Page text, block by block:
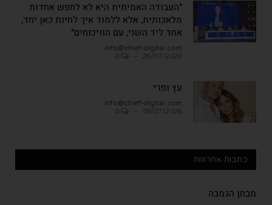
"העבודה האמיתית היא לא לחפש אחדות
מלאכותית, אלא ללמוד איך לחיות כאן יחד,
אחד ליד השני, עם הוויכוחים"
info@chief-digital.com
עץ ופרי
info@chief-digital.com
כתבות אחרונות
מבחן הגמבה